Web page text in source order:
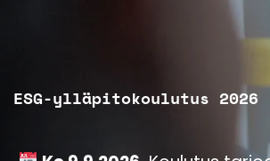
ESG-ylläpitokoulutus 2026